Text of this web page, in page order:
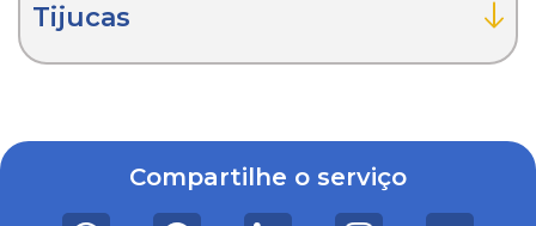
Tijucas
Compartilhe o serviço